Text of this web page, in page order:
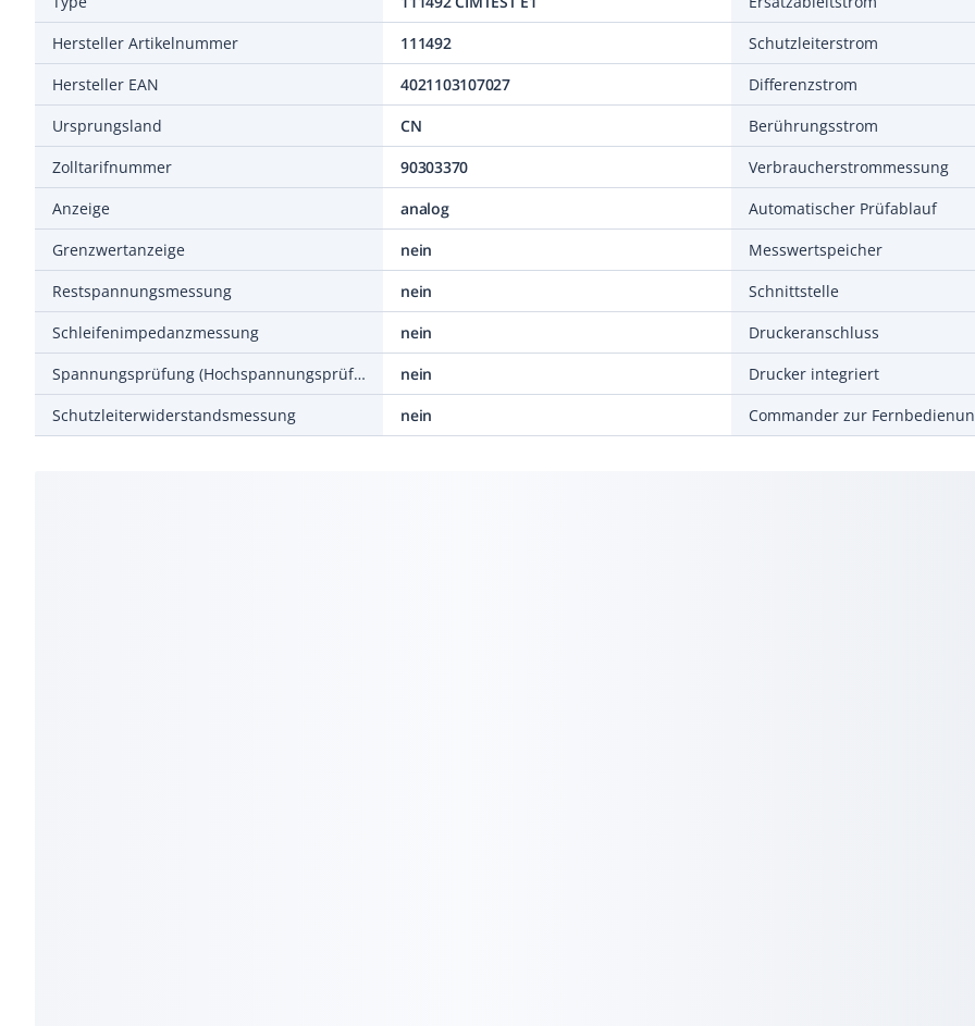
Hersteller Artikelnummer
111492
Hersteller EAN
4021103107027
Ursprungsland
CN
Zolltarifnummer
90303370
Anzeige
analog
Grenzwertanzeige
nein
Restspannungsmessung
nein
Schleifenimpedanzmessung
nein
Spannungsprüfung (Hochspannungsprüfung)
nein
Schutzleiterwiderstandsmessung
nein
Schutzleiterstrom
Differenzstrom
Berührungsstrom
Verbraucherstrommessung
Automatischer Prüfablauf
Messwertspeicher
Schnittstelle
Druckeranschluss
Drucker integriert